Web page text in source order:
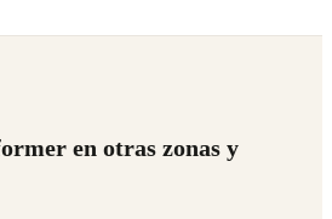
en otras zonas y